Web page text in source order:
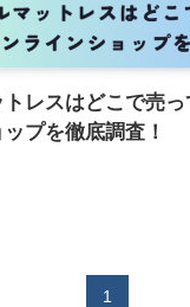
レスはどこで売
プを徹底調査！
1